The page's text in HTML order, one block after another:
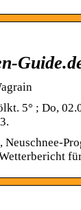
5° ; Do,